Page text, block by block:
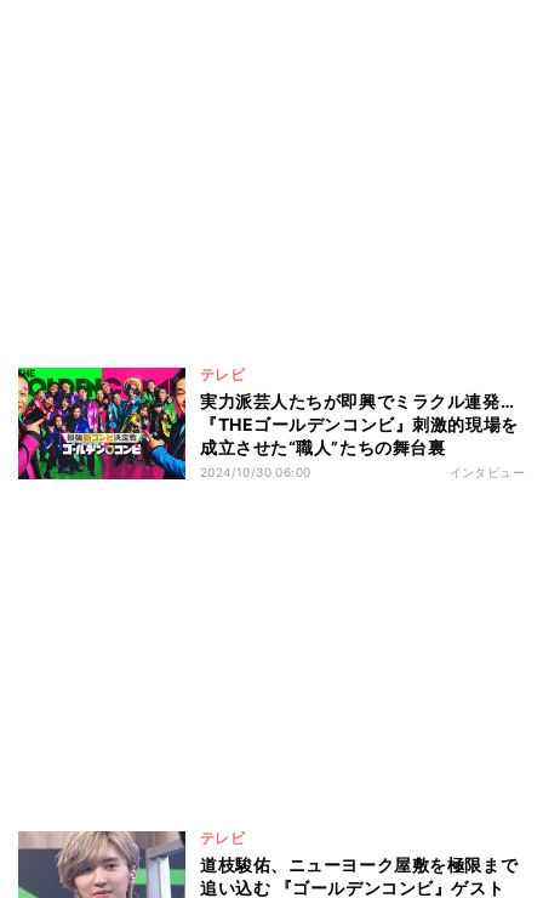
テレビ
実力派芸人たちが即興でミラクル連発…
『THEゴールデンコンビ』刺激的現場を
成立させた“職人”たちの舞台裏
2024/10/30 06:00 インタビュー
テレビ
道枝駿佑、ニューヨーク屋敷を極限まで
追い込む 『ゴールデンコンビ』ゲスト